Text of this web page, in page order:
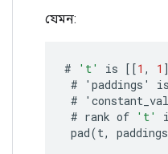
যেমন:
# 't' is [[1 , 1 ]
#
' paddings ' is
#
'
# rank of 't'
pad(t, paddings